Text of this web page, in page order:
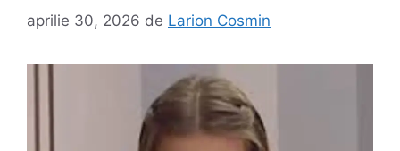
aprilie 30, 2026 de Larion Cosmin